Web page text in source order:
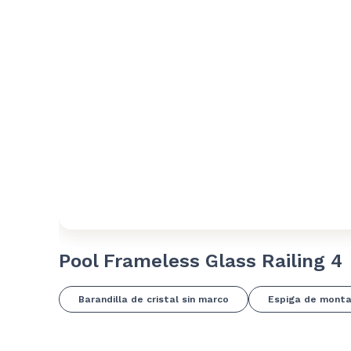
Pool Frameless Glass Railing 4
Barandilla de cristal sin marco Espiga de